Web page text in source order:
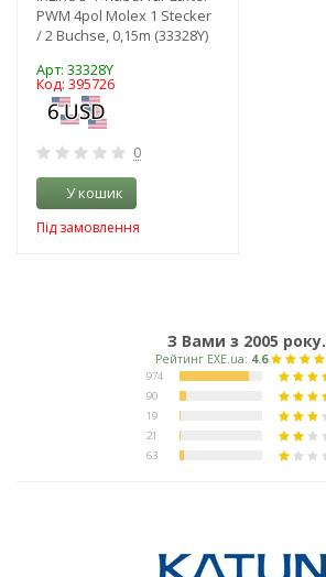
PWM 4pol Molex 1 Stecker
/ 2 Buchse, 0,15m (33328Y)
Арт: 33328Y
Код: 395726
0
У кошик
Під замовлення
З Вами з 2005 року.